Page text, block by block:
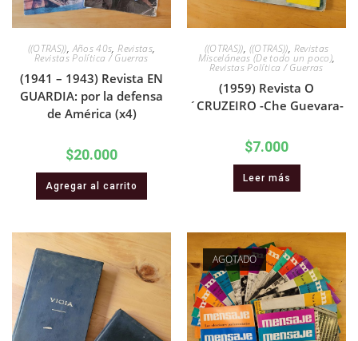
((OTRAS)),Años 40s,Revistas,
Revistas Política / Guerras
(1941 – 1943) Revista EN
GUARDIA: por la defensa
de América (x4)
$20.000
Agregar al carrito
((OTRAS)), ((OTRAS)), Revistas
Misceláneas (De todo un poco),
Revistas Política / Guerras
(1959) Revista O
´CRUZEIRO -Che Guevara-
$7.000
Leer más
AGOTADO